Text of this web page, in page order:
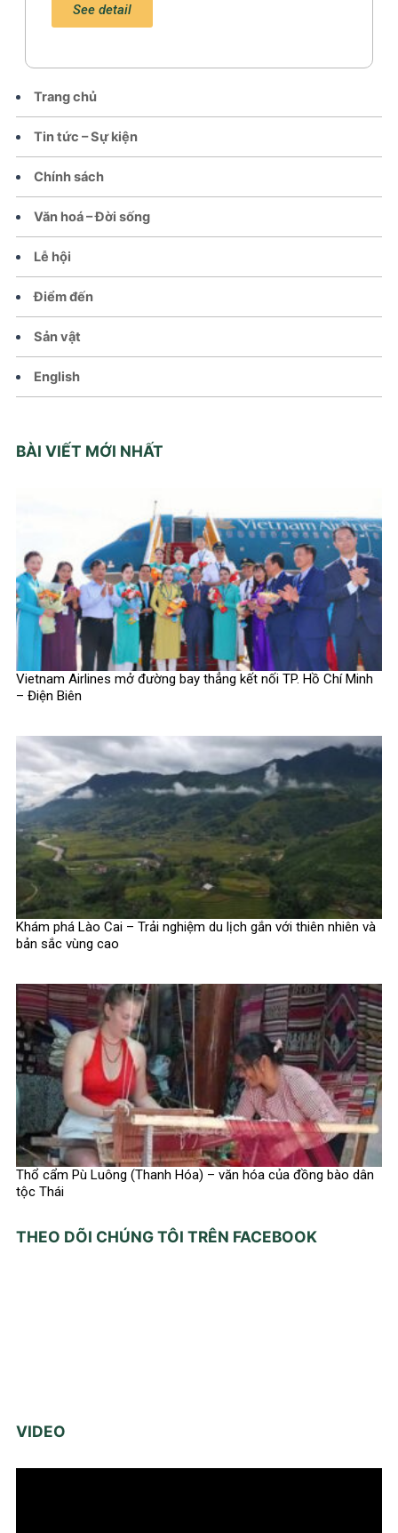
Trang chủ
Tin tức – Sự kiện
Chính sách
Văn hoá – Đời sống
Lễ hội
Điểm đến
Sản vật
English
BÀI VIẾT MỚI NHẤT
Vietnam Airlines mở đường bay thẳng kết nối TP. Hồ Chí Minh
– Điện Biên
Khám phá Lào Cai – Trải nghiệm du lịch gắn với thiên nhiên và
bản sắc vùng cao
Thổ cẩm Pù Luông (Thanh Hóa) – văn hóa của đồng bào dân
tộc Thái
THEO DÕI CHÚNG TÔI TRÊN FACEBOOK
VIDEO
See detail